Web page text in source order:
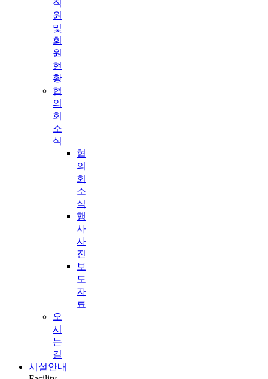
직
원
및
회
원
현
황
협
의
회
소
식
협
의
회
소
식
행
사
사
진
보
도
자
료
오
시
는
길
시설안내